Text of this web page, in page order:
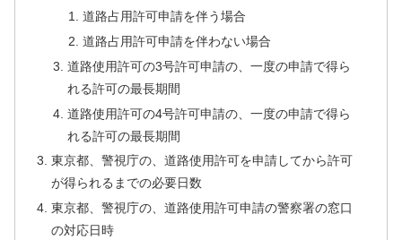
道路占用許可申請を伴う場合
道路占用許可申請を伴わない場合
道路使用許可の3号許可申請の、一度の申請で得ら
れる許可の最長期間
道路使用許可の4号許可申請の、一度の申請で得ら
れる許可の最長期間
東京都、警視庁の、道路使用許可を申請してから許可
が得られるまでの必要日数
東京都、警視庁の、道路使用許可申請の警察署の窓口
の対応日時